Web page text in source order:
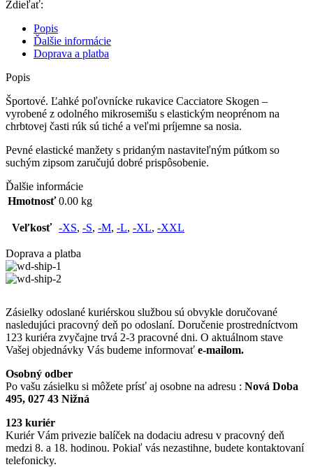
Zdieľať:
Popis
Ďalšie informácie
Doprava a platba
Popis
Športové. Ľahké poľovnícke rukavice Cacciatore Skogen –
vyrobené z odolného mikrosemišu s elastickým neoprénom na
chrbtovej časti rúk sú tiché a veľmi príjemne sa nosia.
Pevné elastické manžety s pridaným nastaviteľným pútkom so
suchým zipsom zaručujú dobré prispôsobenie.
Ďalšie informácie
Hmotnosť 0.00 kg
Veľkosť -XS, -S, -M, -L, -XL, -XXL
Doprava a platba
Zásielky odoslané kuriérskou službou sú obvykle doručované
nasledujúci pracovný deň po odoslaní. Doručenie prostredníctvom
123 kuriéra zvyčajne trvá 2-3 pracovné dni. O aktuálnom stave
Vašej objednávky Vás budeme informovať e-mailom.
Osobný odber
Po vašu zásielku si môžete prísť aj osobne na adresu : Nová Doba
495, 027 43 Nižná
123 kuriér
Kuriér Vám privezie balíček na dodaciu adresu v pracovný deň
medzi 8. a 18. hodinou. Pokiaľ vás nezastihne, budete kontaktovaní
telefonicky.